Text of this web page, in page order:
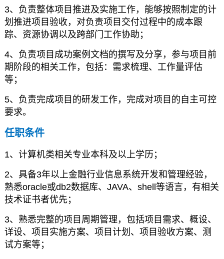
3、负责整体项目推进及实施工作，能够按照制定的计
划推进项目验收，对负责项目交付过程中的成本跟
踪、资源协调以及跨部门工作协助；
4、负责项目成功案例文档的撰写及分享，参与项目前
期阶段的相关工作，包括：需求梳理、工作量评估
等；
5、负责完成项目的研发工作，完成对项目的自主可控
要求。
任职条件
1、计算机类相关专业本科及以上学历；
2、具备3年以上金融行业信息系统开发和管理经验，
熟悉oracle或db2数据库、JAVA、shell等语言，有相关
技术证书者优先；
3、熟悉完整的项目周期管理，包括项目需求、概设、
详设、项目实施方案、项目计划、项目验收方案、测
试方案等；